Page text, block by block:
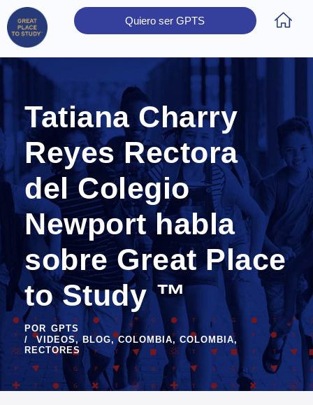
Quiero ser GPTS
Tatiana Charry
Reyes Rectora
del Colegio
Newport habla
sobre Great Place
to Study ™
POR GPTS
VIDEOS, BLOG, COLOMBIA, COLOMBIA,
RECTORES